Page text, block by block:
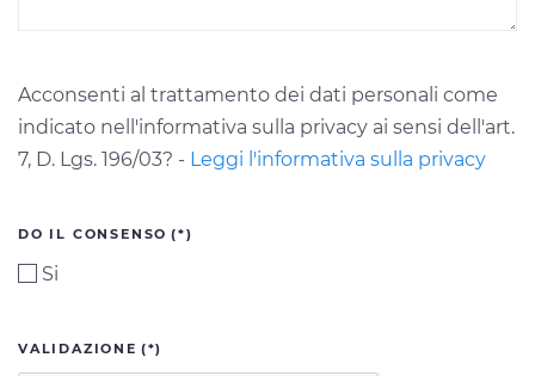
Acconsenti al trattamento dei dati personali come
indicato nell'informativa sulla privacy ai sensi dell'art.
7, D. Lgs. 196/03? - Leggi l'informativa sulla privacy
DO IL CONSENSO (*)
Si
VALIDAZIONE (*)